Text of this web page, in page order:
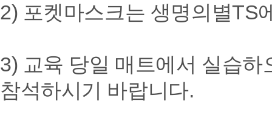
2) 포켓마스크는 생명의별TS
3) 교육 당일 매트에서 실습
참석하시기 바랍니다.